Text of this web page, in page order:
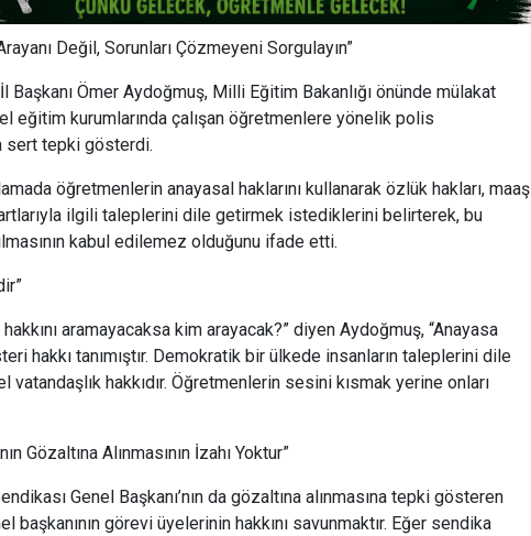
Değil, Sorunları Çözmeyeni Sorgulayın”
Ömer Aydoğmuş, Milli Eğitim Bakanlığı önünde mülakat
eğitim kurumlarında çalışan öğretmenlere yönelik polis
sert tepki gösterdi.
öğretmenlerin anayasal haklarını kullanarak özlük hakları, maaş
ilgili taleplerini dile getirmek istediklerini belirterek, bu
kabul edilemez olduğunu ifade etti.
aramayacaksa kim arayacak?” diyen Aydoğmuş, “Anayasa
hakkı tanımıştır. Demokratik bir ülkede insanların taleplerini dile
hakkıdır. Öğretmenlerin sesini kısmak yerine onları
Gözaltına Alınmasının İzahı Yoktur”
Genel Başkanı’nın da gözaltına alınmasına tepki gösteren
başkanının görevi üyelerinin hakkını savunmaktır. Eğer sendika